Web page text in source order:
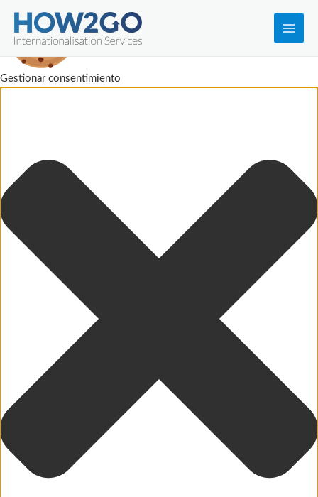
Gestionar consentimiento
Main